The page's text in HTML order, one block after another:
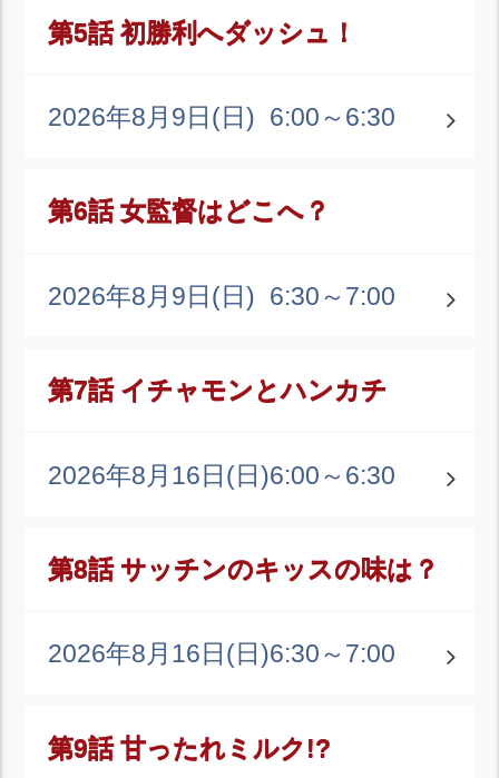
第5話 初勝利へダッシュ！
2026年8月9日(日) 6:00～6:30
第6話 女監督はどこへ？
2026年8月9日(日) 6:30～7:00
第7話 イチャモンとハンカチ
2026年8月16日(日)6:00～6:30
第8話 サッチンのキッスの味は？
2026年8月16日(日)6:30～7:00
第9話 甘ったれミルク!?